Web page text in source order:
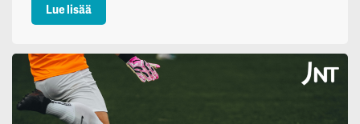
Lue lisää: JNT:n ukkos-tarkistuslista